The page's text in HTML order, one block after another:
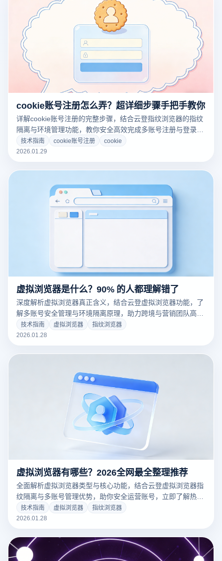
cookie账号注册怎么弄？超详细步骤手把手教你
详解cookie账号注册的完整步骤，结合云登指纹浏览器的指纹
隔离与环境管理功能，教你安全高效完成多账号注册与登录，
降低关联风险，提升成功率。
技术指南 cookie账号注册
cookie
2026.01.29
虚拟浏览器是什么？90% 的人都理解错了
深度解析虚拟浏览器真正含义，结合云登虚拟浏览器功能，了
解多账号安全管理与环境隔离原理，助力跨境与营销团队高效
运营。
技术指南 虚拟浏览器
指纹浏览器
2026.01.28
虚拟浏览器有哪些？2026全网最全整理推荐
全面解析虚拟浏览器类型与核心功能，结合云登虚拟浏览器指
纹隔离与多账号管理优势，助你安全运营账号，立即了解热门
方案。
技术指南 虚拟浏览器
指纹浏览器
2026.01.28